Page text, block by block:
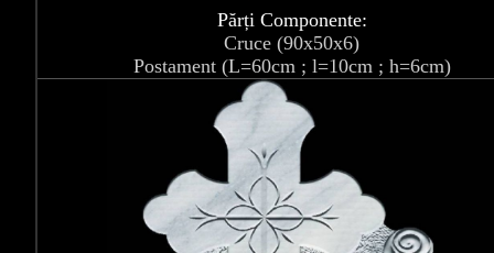
Părți Componente:
Cruce (90x50x6)
Postament (L=60cm ; l=10cm ; h=6cm)